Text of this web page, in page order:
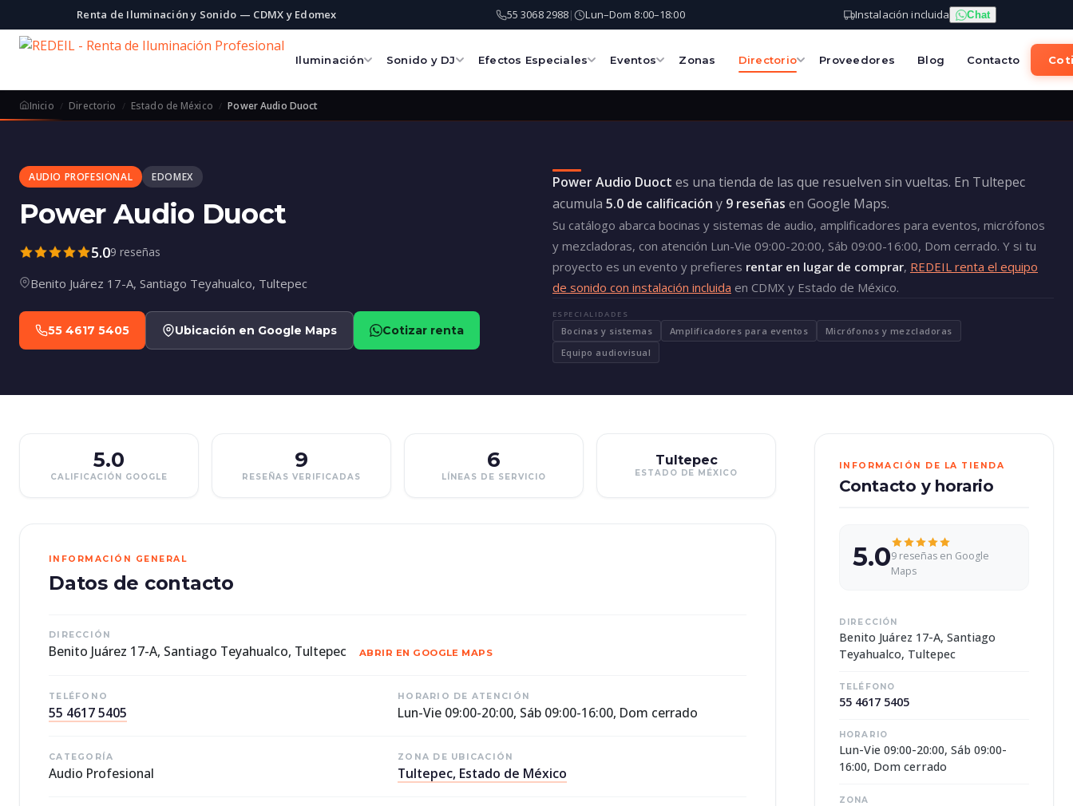
Renta de Iluminación y Sonido — CDMX y Edomex 55 3068 2988| Lun–Dom 8:00–18:00 Instalación incluida Chat
Iluminación Sonido y DJ Efectos Especiales Eventos Zonas Directorio Proveedores Blog Contacto
Inicio Directorio Estado de México Power Audio Duoct
AUDIO PROFESIONAL EDOMEX
Power Audio Duoct
5.09 reseñas
Benito Juárez 17-A, Santiago Teyahualco, Tultepec
55 4617 5405 Ubicación en Google Maps Cotizar renta
Power Audio Duoct es una tienda de las que resuelven sin vueltas. En Tultepec
acumula 5.0 de calificación y 9 reseñas en Google Maps.
Su catálogo abarca bocinas y sistemas de audio, amplificadores para eventos, micrófonos
y mezcladoras, con atención Lun-Vie 09:00-20:00, Sáb 09:00-16:00, Dom cerrado. Y si tu
proyecto es un evento y prefieres rentar en lugar de comprar, REDEIL renta el equipo
de sonido con instalación incluida en CDMX y Estado de México.
ESPECIALIDADES
Bocinas y sistemas Amplificadores para eventos
Micrófonos y mezcladoras
Equipo audiovisual
5.0
CALIFICACIÓN GOOGLE
9
RESEÑAS VERIFICADAS
6
LÍNEAS DE SERVICIO
Tultepec
ESTADO DE MÉXICO
INFORMACIÓN GENERAL
Datos de contacto
DIRECCIÓN
Benito Juárez 17-A, Santiago Teyahualco, Tultepec ABRIR EN GOOGLE MAPS
TELÉFONO
55 4617 5405
HORARIO DE ATENCIÓN
Lun-Vie 09:00-20:00, Sáb 09:00-16:00, Dom cerrado
CATEGORÍA
Audio Profesional
ZONA DE UBICACIÓN
Tultepec, Estado de México
INFORMACIÓN DE LA TIENDA
Contacto y horario
5.09 reseñas en Google
Maps
DIRECCIÓN
Benito Juárez 17-A, Santiago
Teyahualco, Tultepec
TELÉFONO
55 4617 5405
HORARIO
Lun-Vie 09:00-20:00, Sáb 09:00-
16:00, Dom cerrado
ZONA